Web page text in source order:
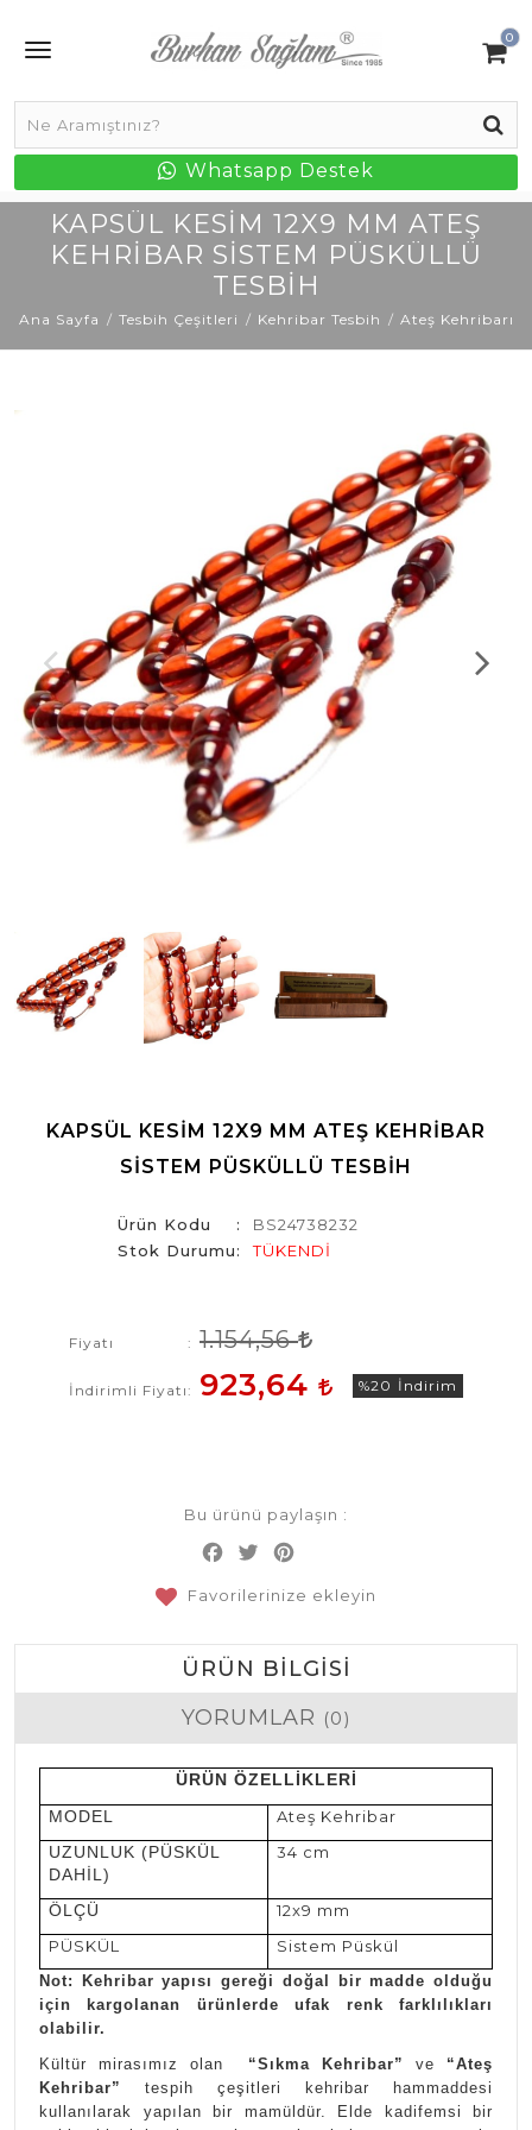
0
Whatsapp Destek
KAPSÜL KESIM 12X9 MM ATEŞ
KEHRIBAR SISTEM PÜSKÜLLÜ
TESBIH
Ana Sayfa Tesbih Çeşitleri Kehribar Tesbih Ateş Kehribarı
KAPSÜL KESIM 12X9 MM ATEŞ KEHRIBAR
SISTEM PÜSKÜLLÜ TESBIH
Ürün Kodu
BS24738232
Stok Durumu
TÜKENDİ
Fiyatı 1.154,56
İndirimli Fiyatı 923,64 %20 İndirim
Bu ürünü paylaşın :
Facebook
Twitter
Favorilerinize ekleyin
ÜRÜN BILGISI
YORUMLAR (0)
ÜRÜN ÖZELLİKLERİ
MODEL
Ateş Kehribar
UZUNLUK (PÜSKÜL
DAHİL)
34 cm
ÖLÇÜ
12x9 mm
PÜSKÜL
Sistem Püskül
Not: Kehribar yapısı gereği doğal bir madde olduğu
için kargolanan ürünlerde ufak renk farklılıkları
olabilir.
Kültür mirasımız olan “Sıkma Kehribar” ve “Ateş
Kehribar” tespih çeşitleri kehribar hammaddesi
kullanılarak yapılan bir mamüldür. Elde kadifemsi bir